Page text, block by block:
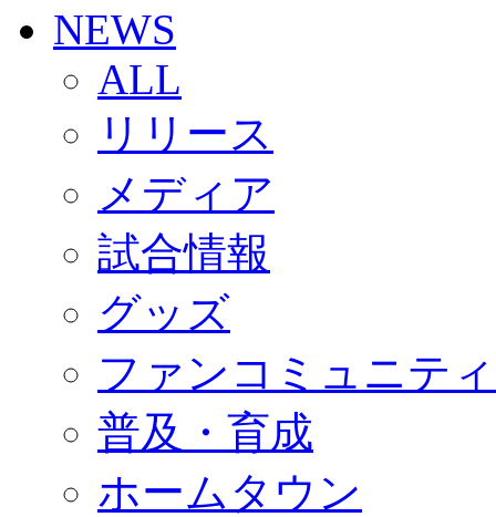
SCHEDULE
2026/27
練習見学時のファンサービスについて
TICKET
奈良クラブ明治安田J3リーグ2026/27シーズン試
奈良クラブ明治安田Ｊ3リーグ 2026/27シーズン「
観戦ルール＆マナー
2026/27ファンコミュニティ
サポートショップ
GOODS
オフィシャルストア（実店舗）
オンラインストア
ACADEMY
アカデミーについて
コーチ&スタッフ
ジュニア
ジュニアユース
ユース
練習拠点（ナラディーア）
SCHOOL
CLUB
NEWS
ALL
リリース
メディア
試合情報
グッズ
ファンコミュニティ
普及・育成
ホームタウン